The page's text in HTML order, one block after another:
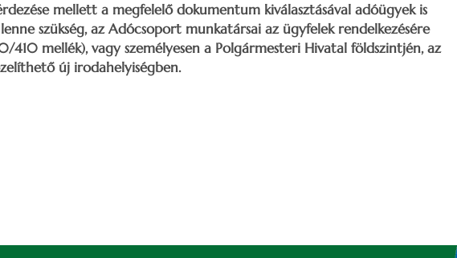
mellett a megfelelő dokumentum kiválasztásával adóügyek is
szükség, az Adócsoport munkatársai az ügyfelek rendelkezésére
mellék), vagy személyesen a Polgármesteri Hivatal földszintjén, az
új irodahelyiségben.